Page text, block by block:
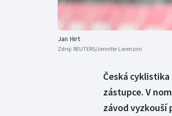
Jan Hirt
Zdroj: REUTERS/Jennifer Lorenzini
Česká
zástupce. V
závod vyzkouší